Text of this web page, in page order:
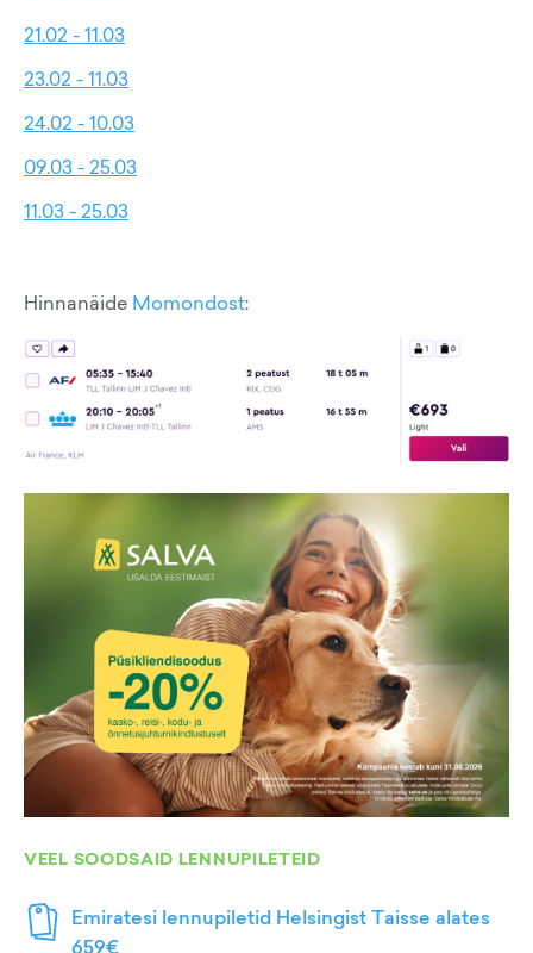
21.02 - 11.03
23.02 - 11.03
24.02 - 10.03
09.03 - 25.03
11.03 - 25.03
Hinnanäide Momondost:
VEEL SOODSAID LENNUPILETEID
Emiratesi lennupiletid Helsingist Taisse alates
659€